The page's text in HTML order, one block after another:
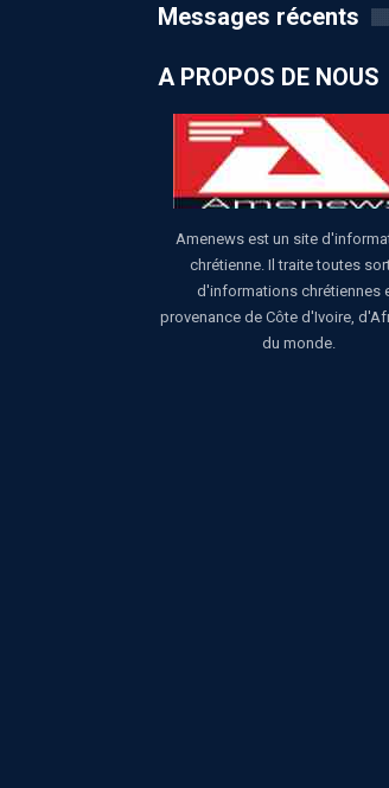
Messages récents
A PROPOS DE NOUS
Amenews est un site
chrétienne. Il traite toutes
d'informations chrétiennes
provenance de Côte d'Ivoire,
du monde.